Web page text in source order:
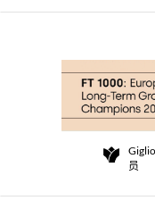
Community Store
退货与退款
For a safe shopping experience
Security Communication
员